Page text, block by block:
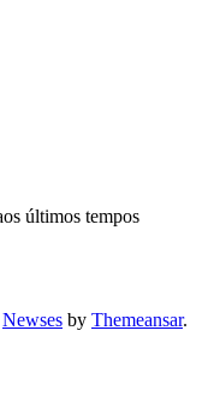
últimos tempos
Newses by Themeansar.